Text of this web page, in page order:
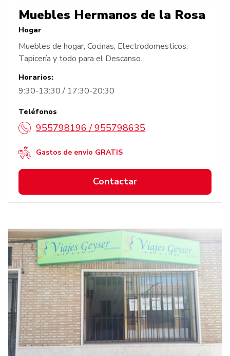
Muebles Hermanos de la Rosa
Hogar
Muebles de hogar, Cocinas, Electrodomesticos,
Tapicería y todo para el Descanso.
Horarios:
9:30-13:30 / 17:30-20:30
Teléfonos
955798196 / 955798635
Gastos de envío GRATIS
Contactar